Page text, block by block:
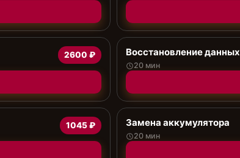
2600 ₽ Восстановление данных
20 мин
1045 ₽ Замена аккумулятора
20 мин